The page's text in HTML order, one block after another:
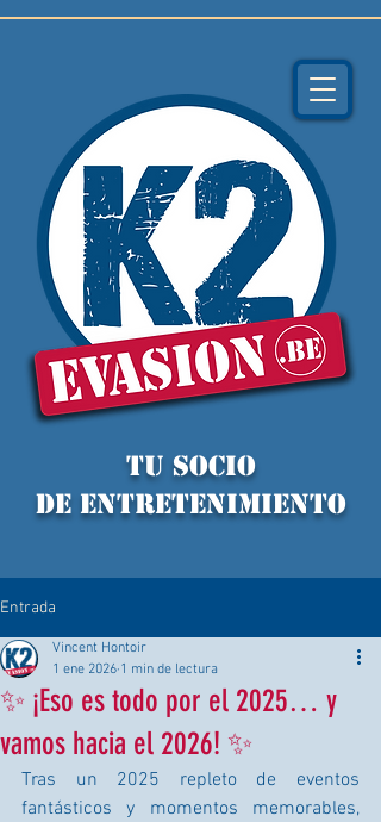
TU socio
de ENTRETENIMIENTO
Entrada
✨ ¡Eso es todo por el 2025… y
vamos hacia el 2026! ✨
Vincent Hontoir
1 ene 2026 1 min de lectura
Tras un 2025 repleto de eventos
fantásticos y momentos memorables,